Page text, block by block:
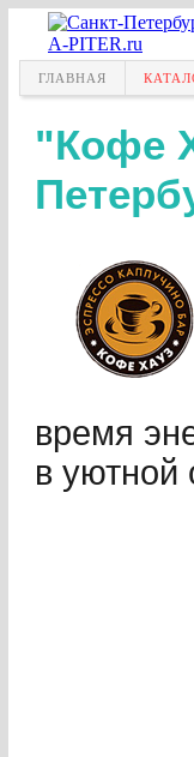
ГЛАВНАЯ
"Кофе
время
в уютной